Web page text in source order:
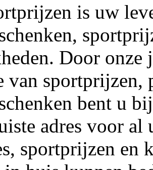
is uw
Door onze
van sportprijzen,
bent u
adres voor al
sportprijzen en